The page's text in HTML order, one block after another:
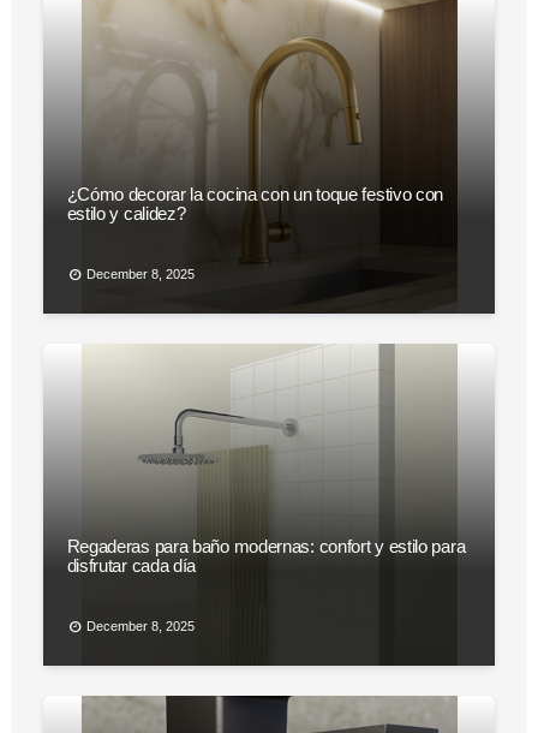
¿Cómo decorar la cocina con un toque festivo con
estilo y calidez?
December 8, 2025
Regaderas para baño modernas: confort y estilo para
disfrutar cada día
December 8, 2025